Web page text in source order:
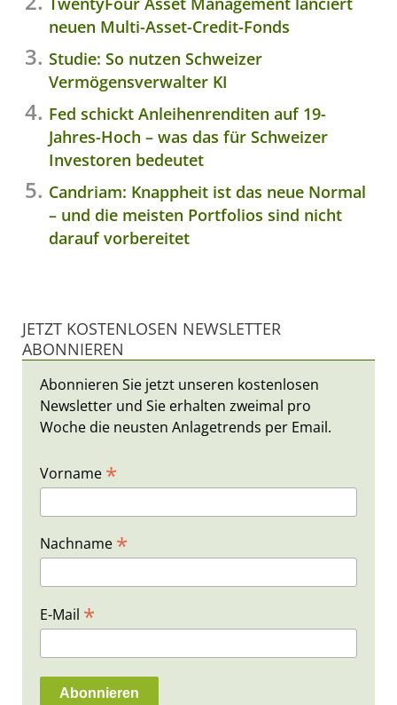
neuen Multi-Asset-Credit-Fonds
Studie: So nutzen Schweizer
Vermögensverwalter KI
Fed schickt Anleihenrenditen auf 19-
Jahres-Hoch – was das für Schweizer
Investoren bedeutet
Candriam: Knappheit ist das neue Normal
– und die meisten Portfolios sind nicht
darauf vorbereitet
JETZT KOSTENLOSEN NEWSLETTER
ABONNIEREN
Abonnieren Sie jetzt unseren kostenlosen
Newsletter und Sie erhalten zweimal pro
Woche die neusten Anlagetrends per Email.
Vorname *
Nachname *
E-Mail *